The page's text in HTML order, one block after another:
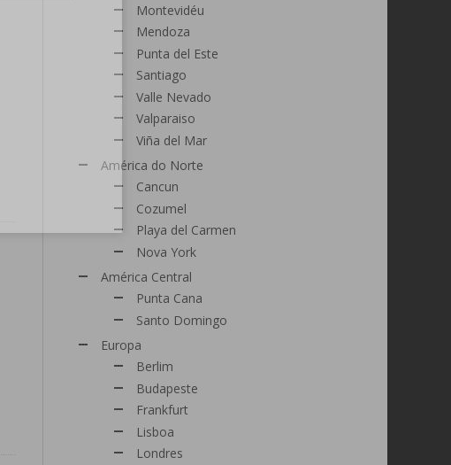
Montevidéu
Mendoza
Punta del Este
Santiago
Valle Nevado
Valparaiso
Viña del Mar
América do Norte
Cancun
Cozumel
Playa del Carmen
Nova York
América Central
Punta Cana
Santo Domingo
Europa
Berlim
Budapeste
Frankfurt
Lisboa
Londres